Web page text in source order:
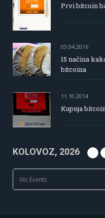
Prvi bitcoin
03.04.2016
15 načina
bitcoina
11.10.2014
Kupnja
KOLOVOZ, 2026
No Events